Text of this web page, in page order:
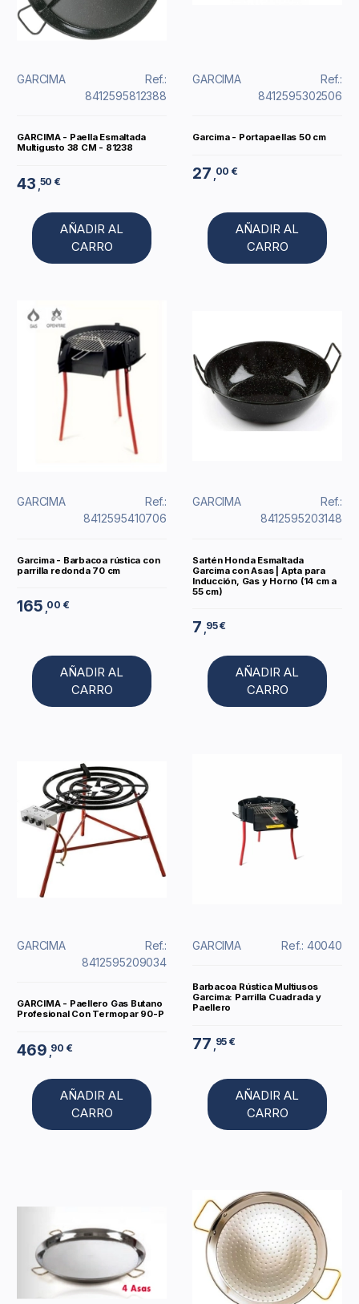
GARCIMA
Ref.:
8412595812388
GARCIMA - Paella Esmaltada
Multigusto 38 CM - 81238
43 ,50 €
AÑADIR AL
CARRO
GARCIMA
Ref.:
8412595302506
Garcima - Portapaellas 50 cm
27 ,00 €
AÑADIR AL
CARRO
GARCIMA
Ref.:
8412595410706
Garcima - Barbacoa rústica con
parrilla redonda 70 cm
165 ,00 €
AÑADIR AL
CARRO
GARCIMA
Ref.:
8412595203148
Sartén Honda Esmaltada
Garcima con Asas | Apta para
Inducción, Gas y Horno (14 cm a
55 cm)
7 ,95 €
AÑADIR AL
CARRO
GARCIMA
Ref.:
8412595209034
GARCIMA - Paellero Gas Butano
Profesional Con Termopar 90-P
469 ,90 €
AÑADIR AL
CARRO
GARCIMA Ref.: 40040
Barbacoa Rústica Multiusos
Garcima: Parrilla Cuadrada y
Paellero
77 95 €
AÑADIR AL
CARRO